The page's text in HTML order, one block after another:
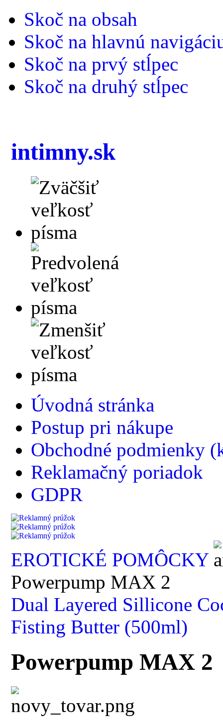
Skoč na obsah
Skoč na hlavnú
Skoč na prvý stĺpec
Skoč na druhý stĺpec
intimny.sk
Úvodná stránka
Postup pri nákupe
Obchodné podmienky
Reklamačný poriadok
GDPR
EROTICKÉ POMÔCKY
Powerpump MAX 2
Dual Layered Sillicone
Fisting Butter (500ml)
Powerpump MAX 2